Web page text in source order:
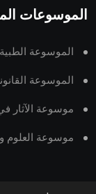
الموسوعات
الموسوعة
الموسوعة
موسوعة الآثار
موسوعة العلوم